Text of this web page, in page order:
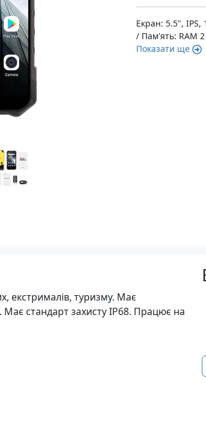
Екран: 5.5",
/ Пам'ять: RAM
Показати ще
екстрималів, туризму. Має
стандарт захисту IP68. Працює на